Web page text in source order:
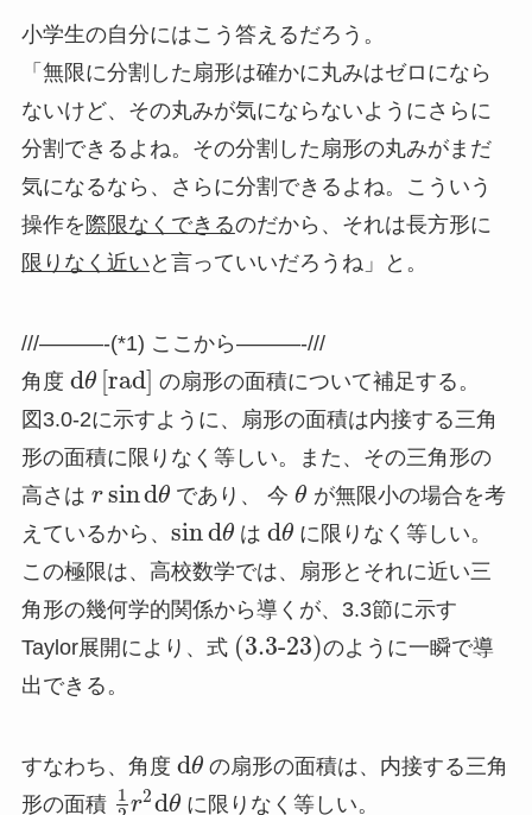
小学生の自分にはこう答えるだろう。
「無限に分割した扇形は確かに丸みはゼロになら
ないけど、その丸みが気にならないようにさらに
分割できるよね。その分割した扇形の丸みがまだ
気になるなら、さらに分割できるよね。こういう
操作を 際限なくできるのだから、それは長方形に
限りなく近い と言っていいだろうね」と。
///———-(*1) ここから———-///
角度 dθ [rad] の扇形の面積について補足する。
図3.0-2に示すように、扇形の面積は内接する三角
形の面積に限りなく等しい。また、その三角形の
高さは rsindθ であり、 今θ が無限小の場合を考
えているから、 sindθ はdθ に限りなく等しい。
この極限は、高校数学では、扇形とそれに近い三
角形の幾何学的関係から導くが、3.3節に示す
Taylor展開により、式 (3.3-23)のように一瞬で導
出できる。
すなわち、角度 dθ の扇形の面積は、内接する三角
形の面積 1 r2dθ に限りなく等しい。